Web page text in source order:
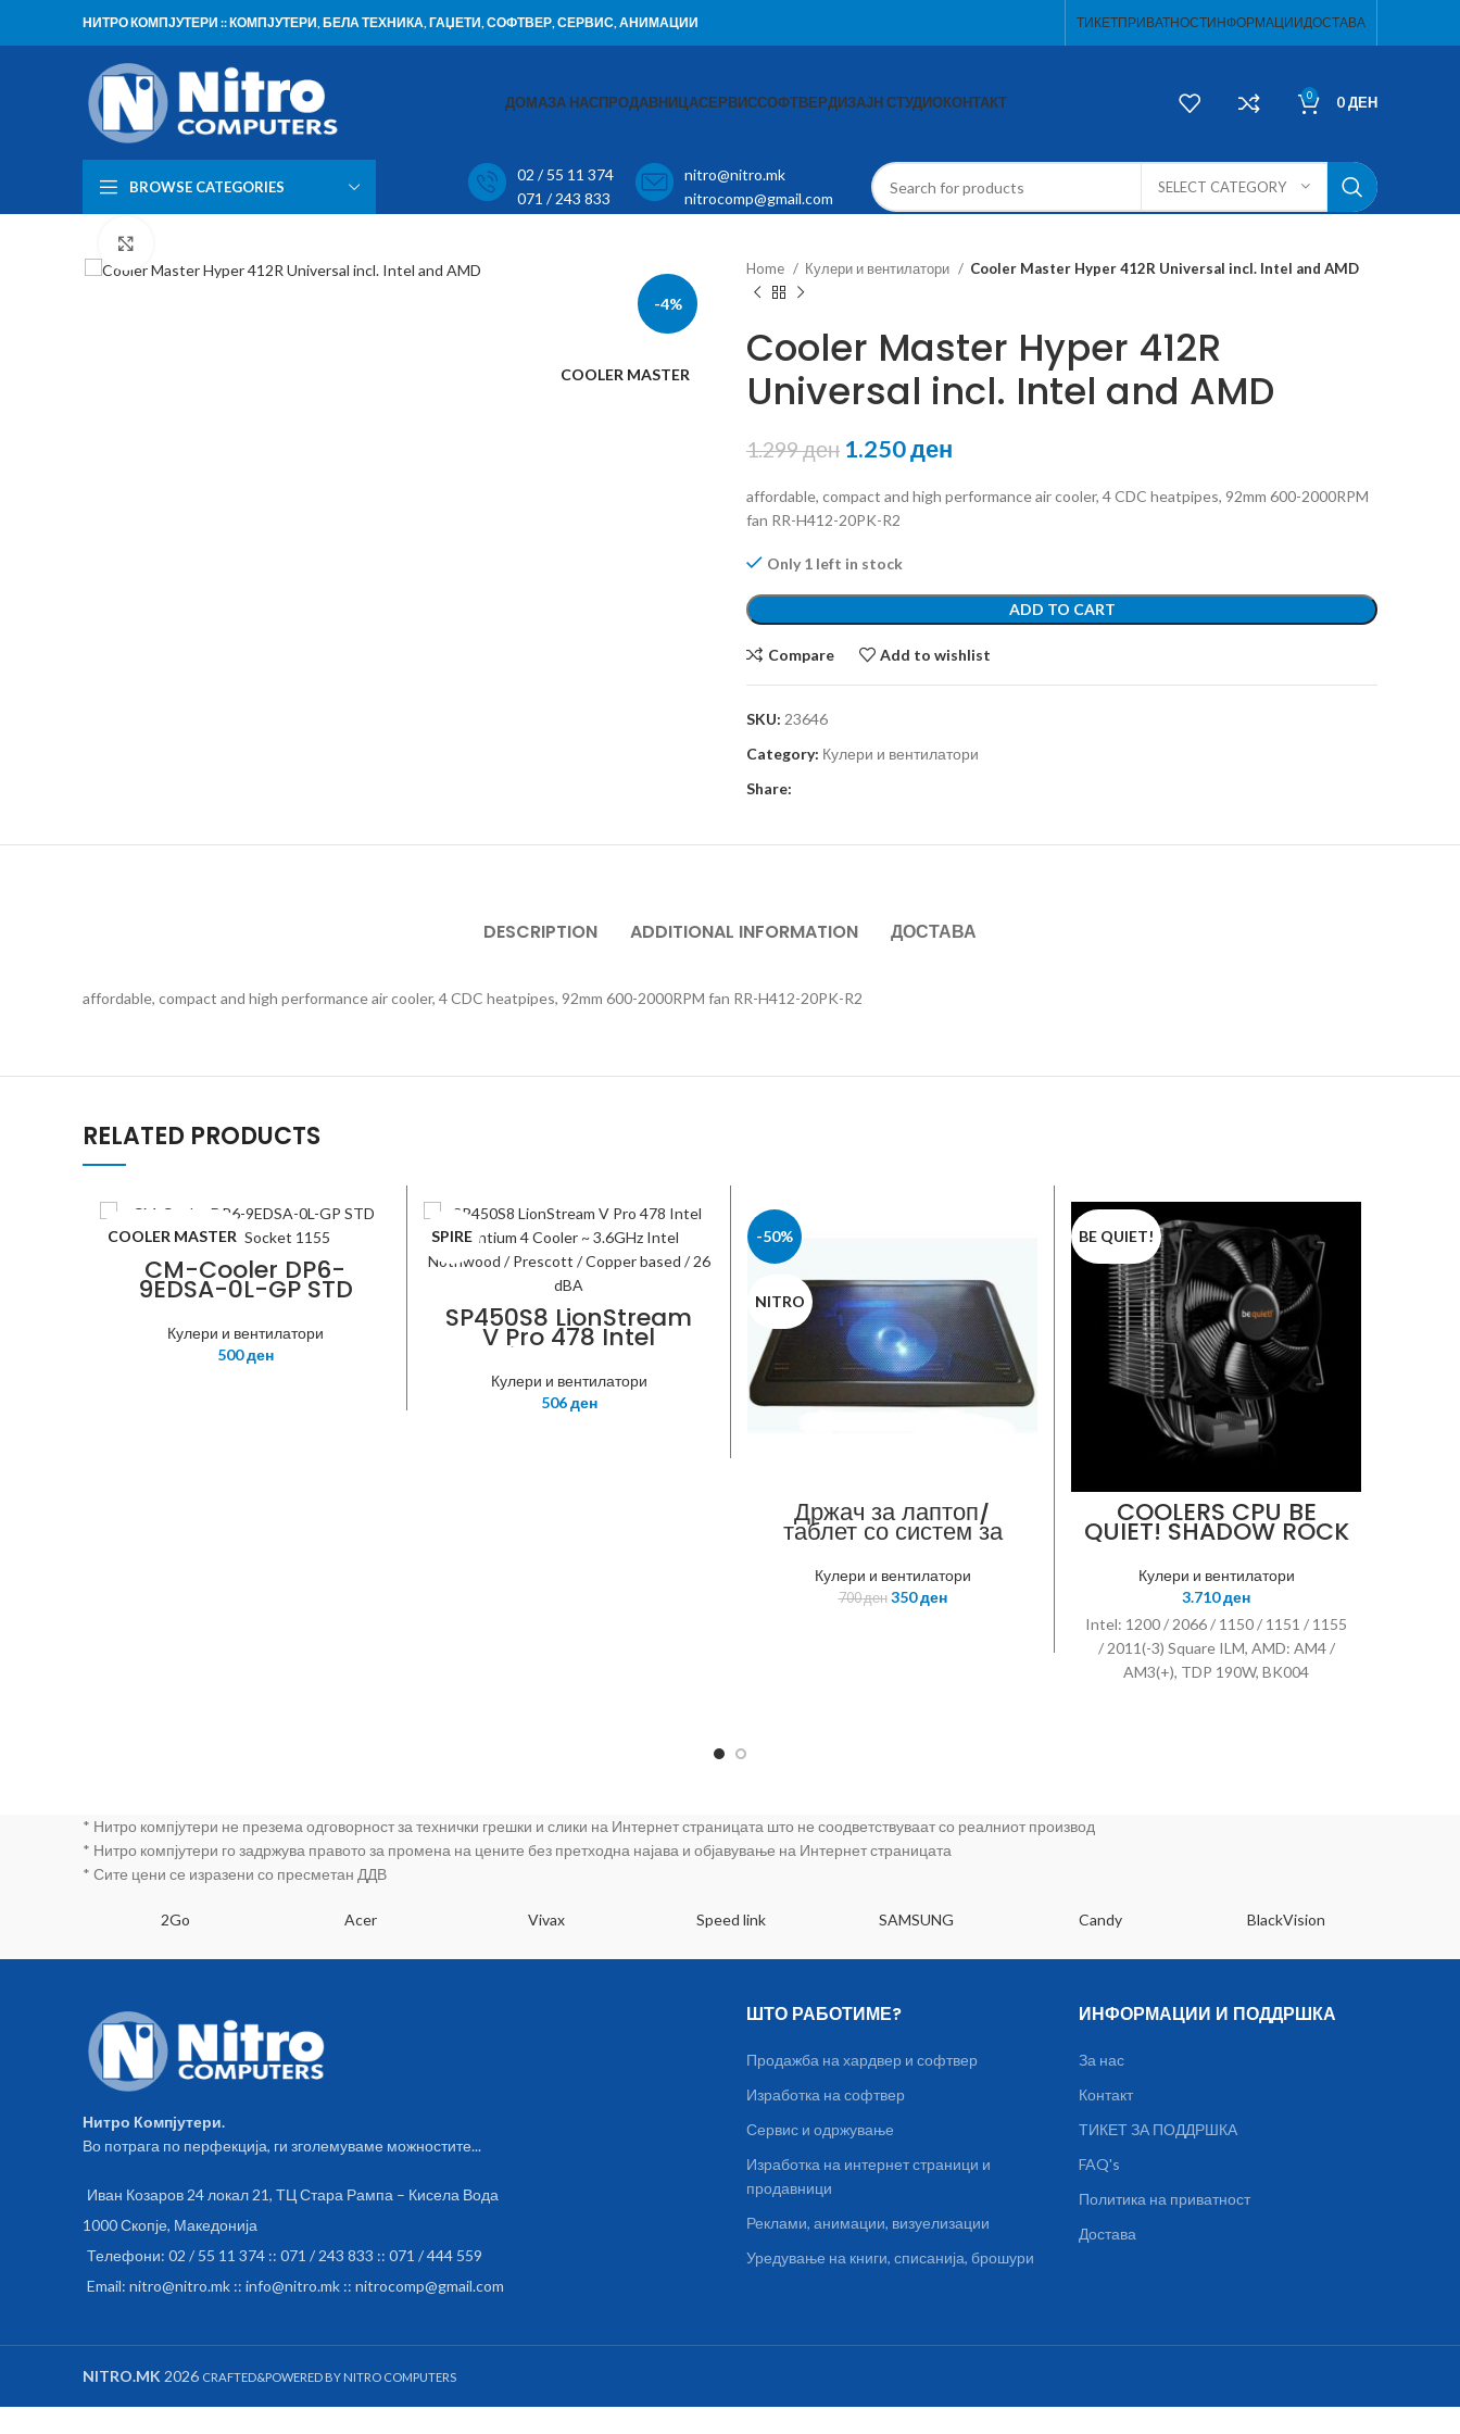
НИТРО КОМПЈУТЕРИ :: КОМПЈУТЕРИ, БЕЛА ТЕХНИКА, ГАЏЕТИ, СОФТВЕР, СЕРВИС, АНИМАЦИИ ТИКЕТПРИВАТНОСТИНФОРМАЦИИДОСТАВА
ДОМАЗА НАСПРОДАВНИЦАСЕРВИССОФТВЕРДИЗАЈН СТУДИОКОНТАКТ 0 0ДЕН
BROWSE CATEGORIES
02 / 55 11 374
071 / 243 833
nitro@nitro.mk
nitrocomp@gmail.com
SELECT CATEGORY
-4%
COOLER MASTER
Home
Кулери и вентилатори Cooler Master Hyper 412R Universal incl. Intel and AMD
Cooler Master Hyper 412R
Universal incl. Intel and AMD
1.299ден 1.250ден
affordable, compact and high performance air cooler, 4 CDC heatpipes, 92mm 600-2000RPM
fan RR-H412-20PK-R2
Only 1 left in stock
ADD TO CART
Compare Add to wishlist
SKU: 23646
Category: Кулери и вентилатори
Share:
DESCRIPTION ADDITIONAL INFORMATION ДОСТАВА
affordable, compact and high performance air cooler, 4 CDC heatpipes, 92mm 600-2000RPM fan RR-H412-20PK-R2
RELATED PRODUCTS
COOLER MASTER
CM-Cooler DP6-
9EDSA-0L-GP STD
Cooler Intel Socket
1155
Кулери и вентилатори
500ден
SPIRE
SP450S8 LionStream
V Pro 478 Intel
Pentium 4 Cooler ~
3.6GHz Intel
Nothwood / Prescott /
Copper based / 26
Кулери и вентилатори
506ден
-50%
NITRO
Држач за лаптоп/
таблет со систем за
ладење N-COOL5 –
N19
Кулери и вентилатори
700ден 350ден
BE QUIET!
COOLERS CPU BE
QUIET! SHADOW ROCK
3
Кулери и вентилатори
3.710ден
Intel: 1200 / 2066 / 1150 / 1151 / 1155
/ 2011(-3) Square ILM, AMD: AM4 /
AM3(+), TDP 190W, BK004
* Нитро компјутери не презема одговорност за технички грешки и слики на Интернет страницата што не соодветствуваат со реалниот производ
* Нитро компјутери го задржува правото за промена на цените без претходна најава и објавување на Интернет страницата
* Сите цени се изразени со пресметан ДДВ
2Go Acer Vivax Speed link SAMSUNG Candy BlackVision
Нитро Компјутери.
Во потрага по перфекција, ги зголемуваме можностите...
Иван Козаров 24 локал 21, ТЦ Стара Рампа – Кисела Вода
1000 Скопје, Македонија
Телефони: 02 / 55 11 374 :: 071 / 243 833 :: 071 / 444 559
Email: nitro@nitro.mk :: info@nitro.mk :: nitrocomp@gmail.com
ШТО РАБОТИМЕ?
Продажба на хардвер и софтвер
Изработка на софтвер
Сервис и одржување
Изработка на интернет страници и
продавници
Реклами, анимации, визуелизации
Уредување на книги, списанија, брошури
ИНФОРМАЦИИ И ПОДДРШКА
За нас
Контакт
ТИКЕТ ЗА ПОДДРШКА
FAQ's
Политика на приватност
Достава
NITRO.MK 2026 CRAFTED&POWERED BY NITRO COMPUTERS